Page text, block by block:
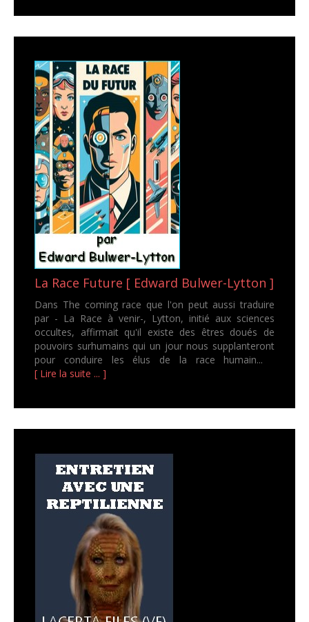
La Race Future [ Edward Bulwer-Lytton ]
Dans The coming race que l'on peut aussi traduire
par - La Race à venir-, Lytton, initié aux sciences
occultes, affirmait qu'il existe des êtres doués de
pouvoirs surhumains qui un jour nous supplanteront
pour conduire les élus de la race humain...
[ Lire la suite ... ]